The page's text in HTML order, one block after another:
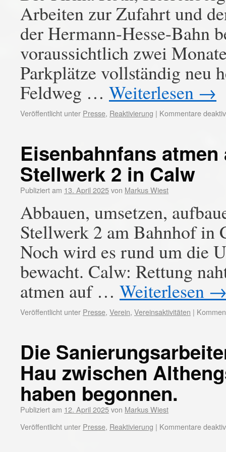
Arbeiten zur Zufahrt und
der Hermann-Hesse-Bahn
voraussichtlich zwei
Parkplätze vollständig neu
Feldweg … Weiterlesen →
Veröffentlicht unter Presse, Reaktivierung | Kommentare
Eisenbahnfans
Stellwerk 2 in Calw
Publiziert am 13. April 2025von Markus Wiest
Abbauen, umsetzen,
Stellwerk 2 am Bahnhof in
Noch wird es rund um die
bewacht. Calw: Rettung
atmen auf … Weiterlesen
Veröffentlicht unter Presse, Verein, Vereinsaktivitäten |
Die
Hau zwischen
haben begonnen.
Publiziert am 12. April 2025von Markus Wiest
Veröffentlicht unter Presse, Reaktivierung | Kommentare